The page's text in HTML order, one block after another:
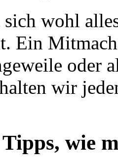
sich wohl
Ein
oder
wir
wie